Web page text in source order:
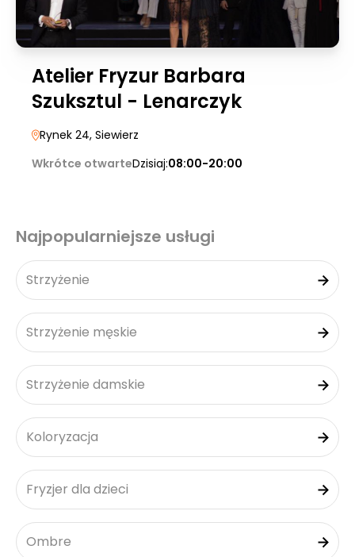
Atelier Fryzur Barbara
Szuksztul - Lenarczyk
Rynek 24, Siewierz
Wkrótce otwarteDzisiaj:08:00-20:00
Najpopularniejsze usługi
Strzyżenie
Strzyżenie męskie
Strzyżenie damskie
Koloryzacja
Fryzjer dla dzieci
Ombre